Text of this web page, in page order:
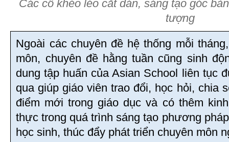
Các cô khéo léo cắt dán, sáng tạo góc
tượng
Ngoài các chuyên đề hệ thống mỗi
môn, chuyên đề hằng tuần cũng sinh
dung tập huấn của Asian School liên tục
qua giúp giáo viên trao đổi, học hỏi, chia
điểm mới trong giáo dục và có thêm
thực trong quá trình sáng tạo phương
học sinh, thúc đẩy phát triển chuyên môn